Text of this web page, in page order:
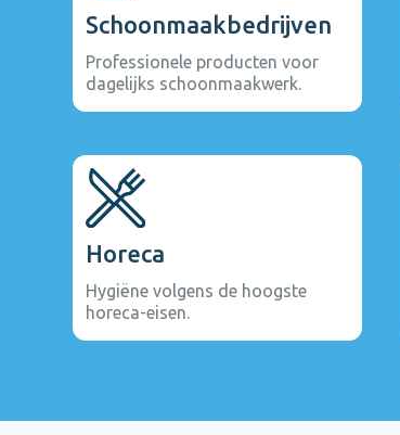
Schoonmaakbedrijven
Professionele producten voor
dagelijks schoonmaakwerk.
Horeca
Hygiëne volgens de hoogste
horeca-eisen.